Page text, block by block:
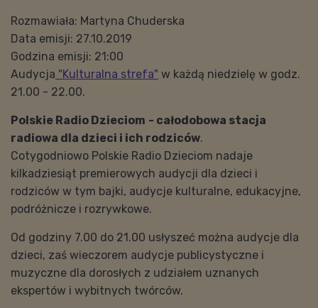
Rozmawiała: Martyna Chuderska
Data emisji: 27.10.2019
Godzina emisji: 21:00
Audycja "Kulturalna strefa" w każdą niedzielę w godz.
21.00 - 22.00.
Polskie Radio Dzieciom - całodobowa stacja
radiowa dla dzieci i ich rodziców.
Cotygodniowo Polskie Radio Dzieciom nadaje
kilkadziesiąt premierowych audycji dla dzieci i
rodziców w tym bajki, audycje kulturalne, edukacyjne,
podróżnicze i rozrywkowe.
Od godziny 7.00 do 21.00 usłyszeć można audycje dla
dzieci, zaś wieczorem audycje publicystyczne i
muzyczne dla dorosłych z udziałem uznanych
ekspertów i wybitnych twórców.